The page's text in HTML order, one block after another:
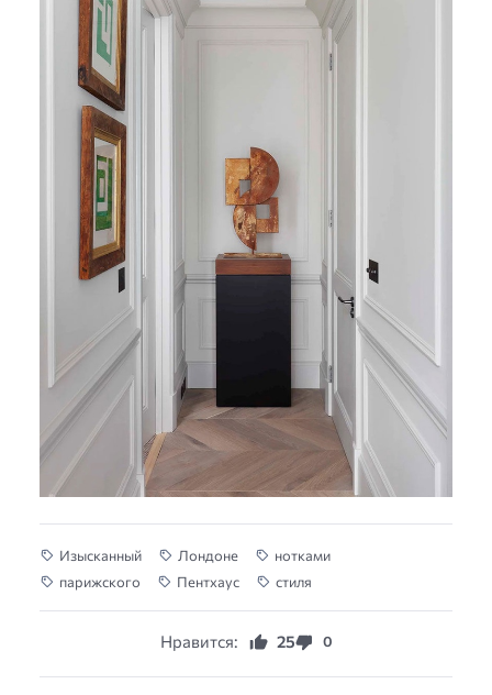
Изысканный Лондоне
нотками
парижского
Пентхаус стиля
Нравится: 25 0